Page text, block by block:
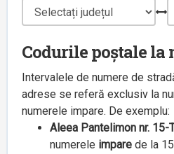
Codurile poștale la
Intervalele de numere de
adrese se referă exclusiv la
numerele impare. De exemplu:
Aleea Pantelimon nr. 15-
numerele impare de la